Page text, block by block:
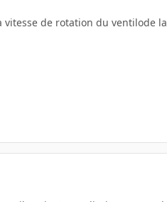
de rotation du ventilode la